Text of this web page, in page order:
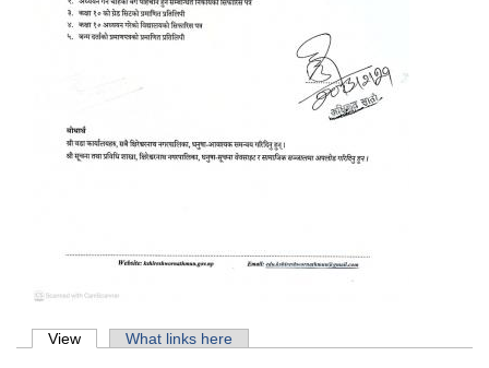
Primary tabs
View (active tab)What links here